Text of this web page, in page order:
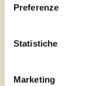
Preferenze
Statistiche
Marketing
FREQUENZA DI